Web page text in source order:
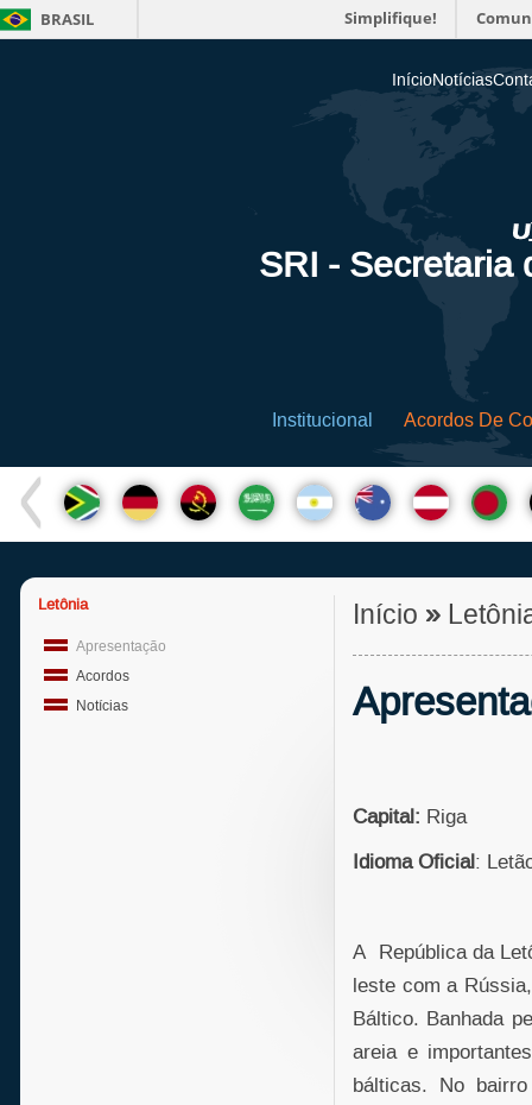
BRASIL Simplifique!
InícioNotícias
SRI - Secretaria
Institucional Acordos De
Letônia
Apresentação
Acordos
Notícias
Início »
Capital: Riga
Idioma Oficial:
A República da
leste com a
Báltico. Banhada
areia e
bálticas. No